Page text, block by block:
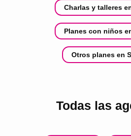
Charlas y talleres
Planes con niños
Otros planes en
Todas las